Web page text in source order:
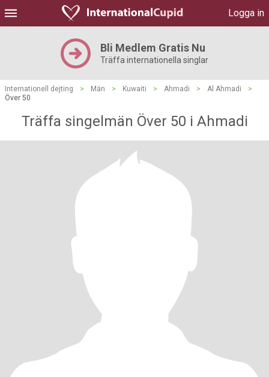
Logga in
Bli Medlem Gratis Nu
Träffa internationella singlar
Internationell dejting > Män > Kuwaiti > Ahmadi > Al Ahmadi
>
Över 50
Träffa singelmän Över 50 i Ahmadi